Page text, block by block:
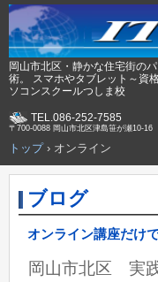
岡山市北区・静かな住宅街の
術。 スマホやタブレット～資
ソコンスクールつしま校
TEL.086-252-7585
〒700-0088 岡山市北区津島笹が瀬10-16
トップ› オンライン
ブログ
オンライン講座だけ
岡山市北区 実